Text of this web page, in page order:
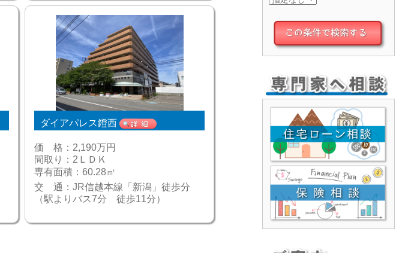
ダイアパレス鐙西
価 格： 2,190万円
間取り： 2ＬＤＫ
専有面積：60.28㎡
交 通：JR信越本線「新潟」徒歩分
（駅よりバス7分 徒歩11分）